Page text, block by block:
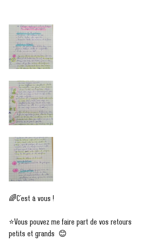
🌈C'est à vous !
⭐Vous pouvez me faire part de vos retours
petits et grands  😊